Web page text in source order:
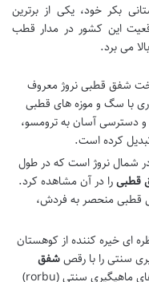
بکر خود، یکی از برترین
این کشور در مدار قطب
می برد.
شفق قطبی نروژ معروف
با سگ و موزه های قطبی
و دسترسی آسان به ترومسو،
کرده است.
شمال نروژ است که در طول
قطبیرا در آن مشاهده کرد.
قطبی منحصر به فردش،
ای خیره کننده از کوهستان
سنتی را با رقصشفق
تلفیق می کنند. اقامت در کلبه های ماهیگیری سنتی (rorbu)